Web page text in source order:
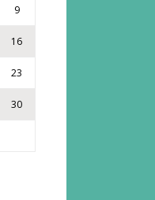
9
16
23
30